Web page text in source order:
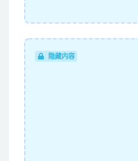
隐藏内容